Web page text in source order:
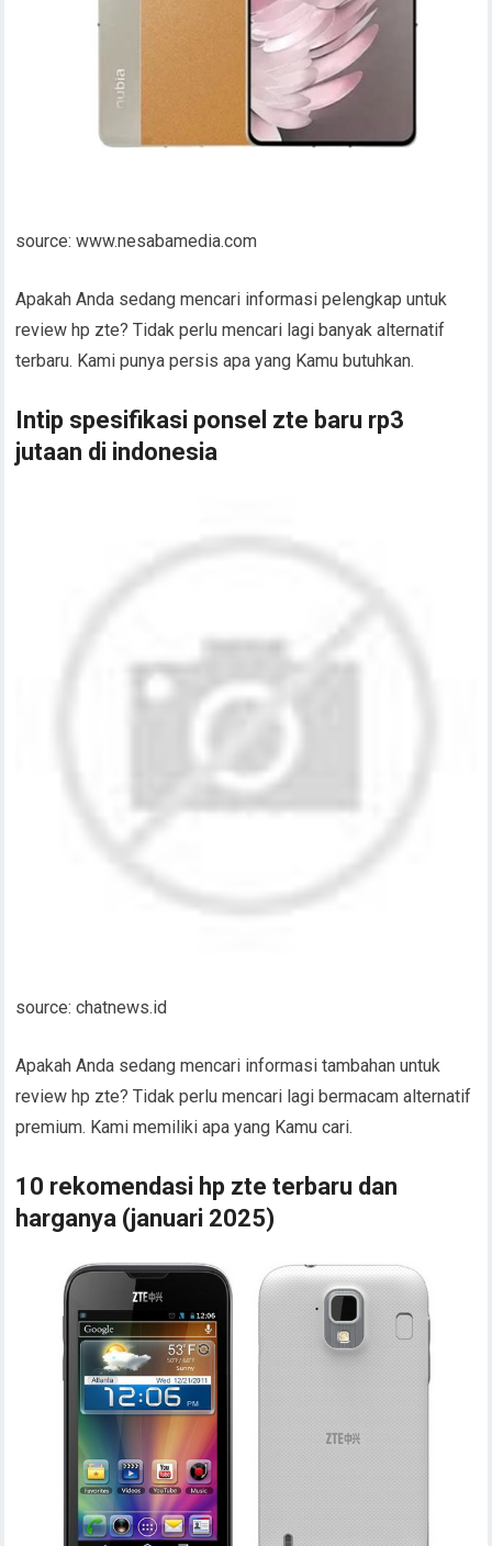
source: www.nesabamedia.com
Apakah Anda sedang mencari informasi pelengkap untuk
review hp zte? Tidak perlu mencari lagi banyak alternatif
terbaru. Kami punya persis apa yang Kamu butuhkan.
Intip spesifikasi ponsel zte baru rp3
jutaan di indonesia
source: chatnews.id
Apakah Anda sedang mencari informasi tambahan untuk
review hp zte? Tidak perlu mencari lagi bermacam alternatif
premium. Kami memiliki apa yang Kamu cari.
10 rekomendasi hp zte terbaru dan
harganya (januari 2025)